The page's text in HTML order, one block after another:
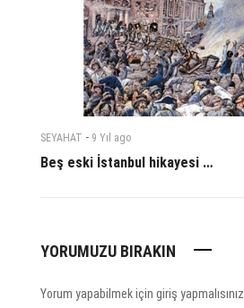
SEYAHAT - 9 Yıl ago
Beş eski İstanbul hikayesi …
YORUMUZU BIRAKIN
Yorum yapabilmek için giriş yapmalısınız